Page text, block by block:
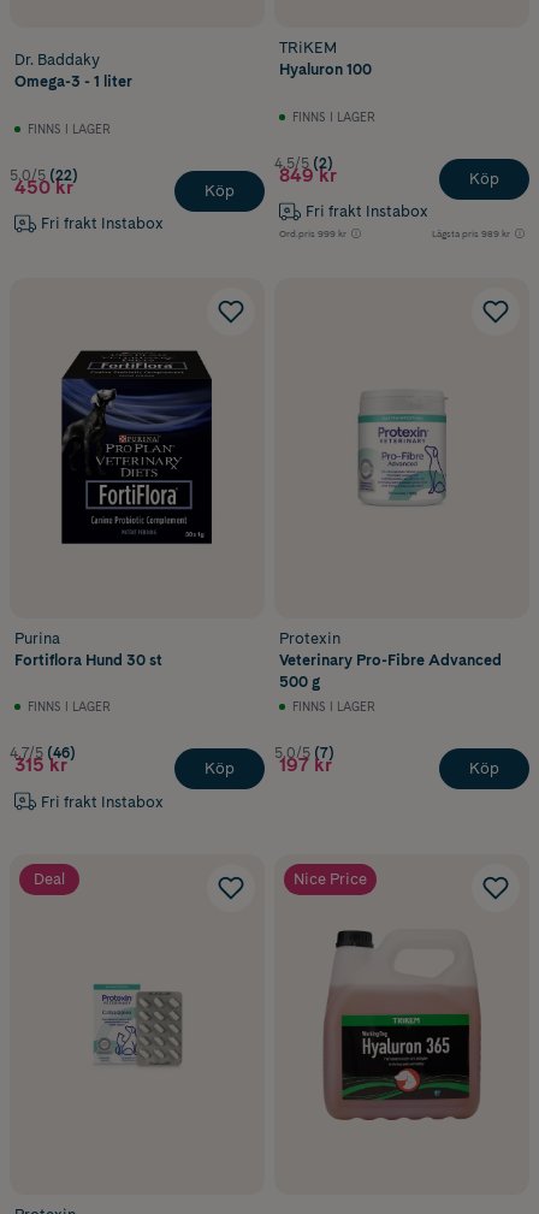
Dr. Baddaky
Omega-3 - 1 liter
FINNS I LAGER
5.0/5 (22)
450 kr
Fri frakt Instabox
Köp
TRiKEM
Hyaluron 100
FINNS I LAGER
4.5/5 (2)
849 kr
Fri frakt Instabox
Ord.pris 999 kr Lägsta pris 989 kr
Köp
Purina
Fortiflora Hund 30 st
FINNS I LAGER
4.7/5 (46)
315 kr
Fri frakt Instabox
Köp
Protexin
Veterinary Pro-Fibre Advanced
500 g
FINNS I LAGER
5.0/5 (7)
197 kr Köp
Deal Nice Price